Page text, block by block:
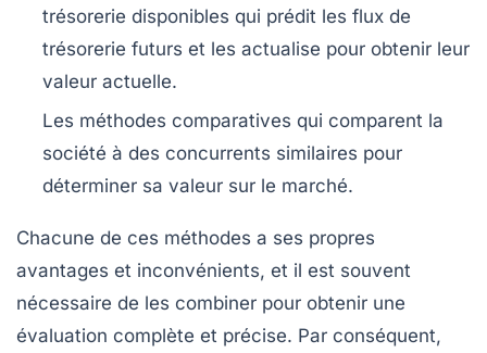
trésorerie disponibles qui prédit les flux de
trésorerie futurs et les actualise pour obtenir leur
valeur actuelle.
Les méthodes comparatives qui comparent la
société à des concurrents similaires pour
déterminer sa valeur sur le marché.
Chacune de ces méthodes a ses propres
avantages et inconvénients, et il est souvent
nécessaire de les combiner pour obtenir une
évaluation complète et précise. Par conséquent,